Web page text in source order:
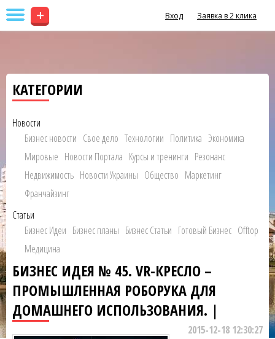
+ Вход Заявка в 2 клика
КАТЕГОРИИ
Новости
Бизнес новости Свое дело Технологии Политика Экономика
Мировые Новости Портала Курсы и тренинги Резонанс
Недвижимость Новости Украины Общество Маркетинг
Франчайзинг
Статьи
Бизнес Идеи Бизнес планы Бизнес Статьи Готовый Бизнес Offtop
Медицина
БИЗНЕС ИДЕЯ № 45. VR-КРЕСЛО –
ПРОМЫШЛЕННАЯ РОБОРУКА ДЛЯ
ДОМАШНЕГО ИСПОЛЬЗОВАНИЯ. |
2015-12-18 12:30:27